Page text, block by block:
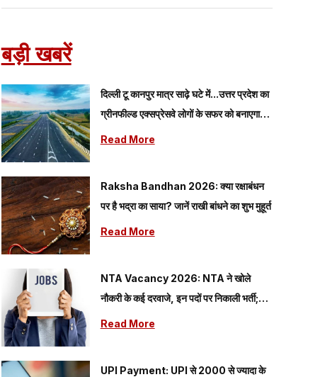
विमोचन किया
बड़ी खबरें
दिल्ली टू कानपुर मात्र साढ़े घटे में...उत्तर प्रदेश का
ग्रीनफील्ड एक्सप्रेसवे लोगों के सफर को बनाएगा
आसान
Read More
Raksha Bandhan 2026: क्या रक्षाबंधन
पर है भद्रा का साया? जानें राखी बांधने का शुभ मुहूर्त
Read More
NTA Vacancy 2026: NTA ने खोले
नौकरी के कई दरवाजे, इन पदों पर निकाली भर्ती;
यहां देखें आवेदन से जुड़ी सारी डिटेल
Read More
UPI Payment: UPI से 2000 से ज्यादा के